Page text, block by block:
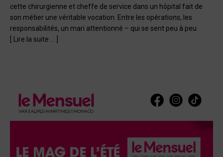
cette chirurgienne et cheffe de service dans un hôpital fait de
son métier une véritable vocation. Entre les opérations, les
responsabilités, un mari attentionné – qui se sent peu à peu
[ Lire la suite … ]